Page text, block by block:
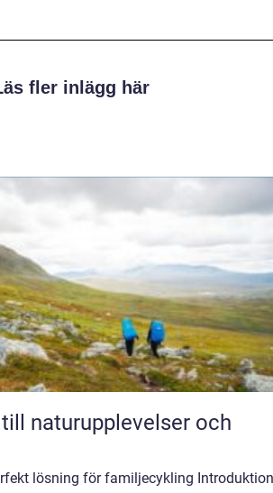
fler inlägg här
naturupplevelser och
lösning för familjecykling